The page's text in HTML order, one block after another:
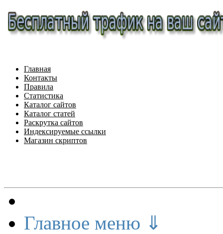
Главная
Контакты
Правила
Статистика
Каталог сайтов
Каталог статей
Раскрутка сайтов
Индексируемые ссылки
Магазин скриптов
Главное меню ⇓